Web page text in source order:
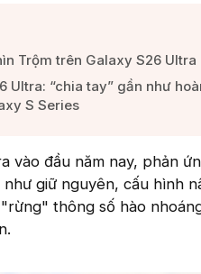
Trộm trên Galaxy S26 Ultra​
Ultra: “chia tay” gần như
S Series​
vào đầu năm nay, phản
giữ nguyên, cấu hình
thông số hào